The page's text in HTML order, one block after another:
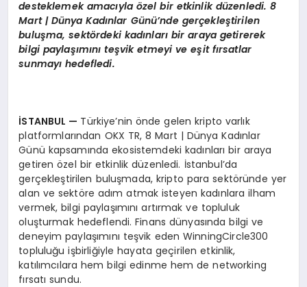
desteklemek amacıyla özel bir etkinlik düzenledi. 8
Mart | Dünya Kadınlar Günü’nde gerçekleştirilen
buluşma, sektördeki kadınları bir araya getirerek
bilgi paylaşımını teşvik etmeyi ve eşit fırsatlar
sunmayı hedefledi.
İSTANBUL — Türkiye’nin önde gelen kripto varlık
platformlarından OKX TR, 8 Mart | Dünya Kadınlar
Günü kapsamında ekosistemdeki kadınları bir araya
getiren özel bir etkinlik düzenledi. İstanbul’da
gerçekleştirilen buluşmada, kripto para sektöründe yer
alan ve sektöre adım atmak isteyen kadınlara ilham
vermek, bilgi paylaşımını artırmak ve topluluk
oluşturmak hedeflendi. Finans dünyasında bilgi ve
deneyim paylaşımını teşvik eden WinningCircle300
topluluğu işbirliğiyle hayata geçirilen etkinlik,
katılımcılara hem bilgi edinme hem de networking
fırsatı sundu.